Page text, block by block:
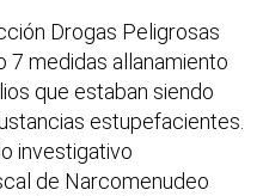
Drogas Peligrosas
7 medidas allanamiento
que estaban siendo
estupefacientes.
investigativo
de Narcomenudeo